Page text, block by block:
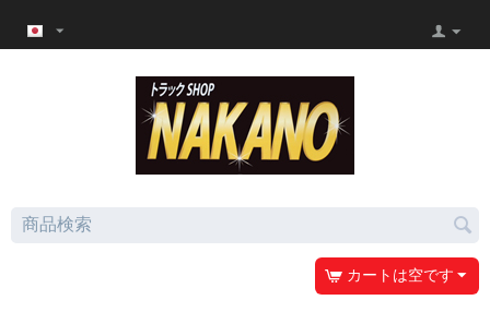
カートは空です